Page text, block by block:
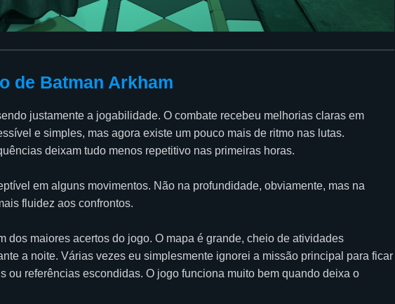
de Batman Arkham
justamente a jogabilidade. O combate recebeu melhorias claras em
e simples, mas agora existe um pouco mais de ritmo nas lutas.
deixam tudo menos repetitivo nas primeiras horas.
em alguns movimentos. Não na profundidade, obviamente, mas na
fluidez aos confrontos.
dos maiores acertos do jogo. O mapa é grande, cheio de atividades
a noite. Várias vezes eu simplesmente ignorei a missão principal para ficar
ou referências escondidas. O jogo funciona muito bem quando deixa o